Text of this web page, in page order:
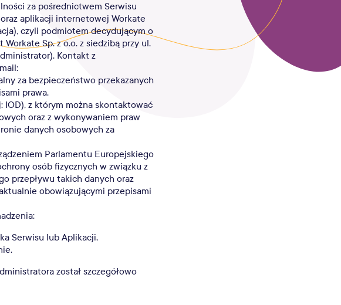
za pośrednictwem Serwisu
aplikacji internetowej Workate
czyli podmiotem decydującym o
Sp. z o.o. z siedzibą przy ul.
Kontakt z
za bezpieczeństwo przekazanych
prawa.
IOD), z którym można skontaktować
oraz z wykonywaniem praw
danych osobowych za
Parlamentu Europejskiego
osób fizycznych w związku z
przepływu takich danych oraz
obowiązującymi przepisami
Serwisu lub Aplikacji,
został szczegółowo